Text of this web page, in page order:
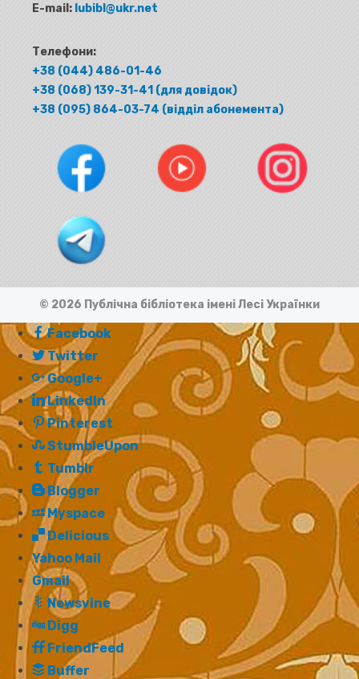
E-mail: lubibl@ukr.net
Телефони:
+38 (044) 486-01-46
+38 (068) 139-31-41 (для довідок)
+38 (095) 864-03-74 (відділ абонемента)
© 2026 Публічна бібліотека імені Лесі Українки
Facebook
Twitter
Google+
LinkedIn
Pinterest
StumbleUpon
Tumblr
Blogger
Myspace
Delicious
Yahoo Mail
Gmail
Newsvine
Digg
FriendFeed
Buffer